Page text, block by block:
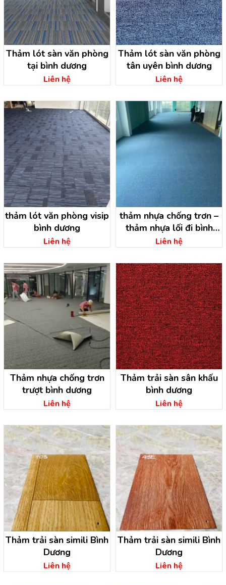
Thảm lót sàn văn phòng
tại bình dương
Liên hệ
Thảm lót sàn văn phòng
tân uyên bình dương
Liên hệ
thảm lót văn phòng visip
bình dương
Liên hệ
thảm nhựa chống trơn –
thảm nhựa lối đi bình
dương
Liên hệ
Thảm nhựa chống trơn
trượt bình dương
Liên hệ
Thảm trải sàn sân khấu
bình dương
Liên hệ
Thảm trải sàn simili Bình
Dương
Liên hệ
Thảm trải sàn simili Bình
Dương
Liên hệ